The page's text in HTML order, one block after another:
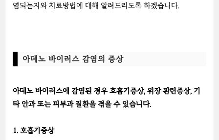
염되는지와 치료방법에 대해 알려드리도록 하겠습니다.
아데노 바이러스 감염의 증상
아데노 바이러스에 감염된 경우 호흡기증상, 위장 관련증상, 기
타 안과 또는 피부과 질환을 겪을 수 있습니다.
1. 호흡기증상